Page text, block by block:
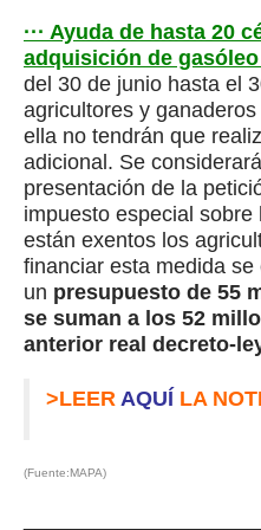
··· Ayuda de hasta 20
adquisición de
del 30 de junio hasta el
agricultores y
ella no tendrán que
adicional. Se
presentación de la
impuesto especial
están exentos los
financiar esta medida se
un presupuesto de 55
se suman a los 52
anterior real decreto-
>LEER AQUÍ LA
(Fuente:MAPA)